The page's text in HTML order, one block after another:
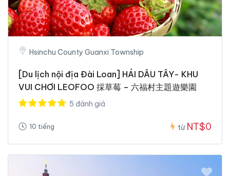
Hsinchu County Guanxi Township
[Du lịch nội địa Đài Loan] HÁI DÂU TÂY- KHU
VUI CHƠI LEOFOO 採草莓 – 六福村主題遊樂園
5 đánh giá
10 tiếng từNT$0